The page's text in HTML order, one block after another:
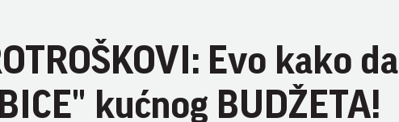
Evo kako da
kućnog BUDŽETA!